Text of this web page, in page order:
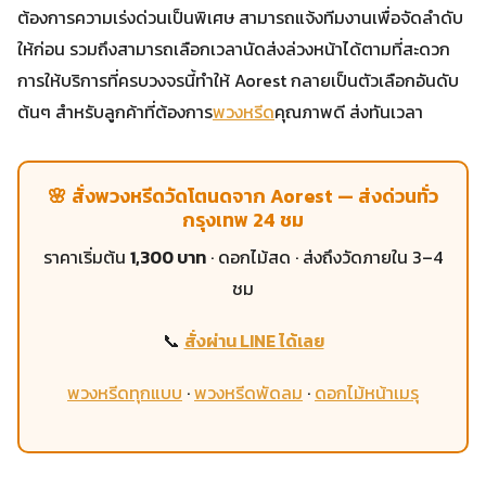
ต้องการความเร่งด่วนเป็นพิเศษ สามารถแจ้งทีมงานเพื่อจัดลำดับ
ให้ก่อน รวมถึงสามารถเลือกเวลานัดส่งล่วงหน้าได้ตามที่สะดวก
การให้บริการที่ครบวงจรนี้ทำให้ Aorest กลายเป็นตัวเลือกอันดับ
ต้นๆ สำหรับลูกค้าที่ต้องการพวงหรีดคุณภาพดี ส่งทันเวลา
🌸 สั่งพวงหรีดวัดโตนดจาก Aorest — ส่งด่วนทั่ว
กรุงเทพ 24 ชม
ราคาเริ่มต้น 1,300 บาท · ดอกไม้สด · ส่งถึงวัดภายใน 3–4
ชม
📞 สั่งผ่าน LINE ได้เลย
พวงหรีดทุกแบบ ·พวงหรีดพัดลม · ดอกไม้หน้าเมรุ